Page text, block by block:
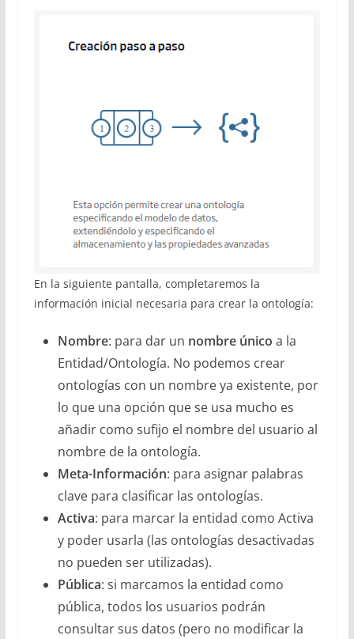
En la siguiente pantalla, completaremos la
información inicial necesaria para crear la ontología:
Nombre: para dar un nombre único a la
Entidad/Ontología. No podemos crear
ontologías con un nombre ya existente, por
lo que una opción que se usa mucho es
añadir como sufijo el nombre del usuario al
nombre de la ontología.
Meta-Información: para asignar palabras
clave para clasificar las ontologías.
Activa: para marcar la entidad como Activa
y poder usarla (las ontologías desactivadas
no pueden ser utilizadas).
Pública: si marcamos la entidad como
pública, todos los usuarios podrán
consultar sus datos (pero no modificar la